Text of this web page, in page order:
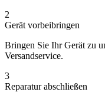
2
Gerät vorbeibringen
Bringen Sie Ihr Gerät zu
Versandservice.
3
Reparatur abschließen